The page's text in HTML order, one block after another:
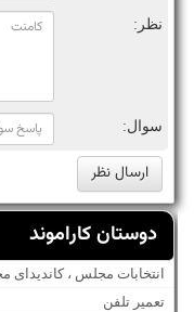
نظر:
سوال:
دوستان کاراموند
انتخابات مجلس ، کاندیدای
تعمیر تلفن